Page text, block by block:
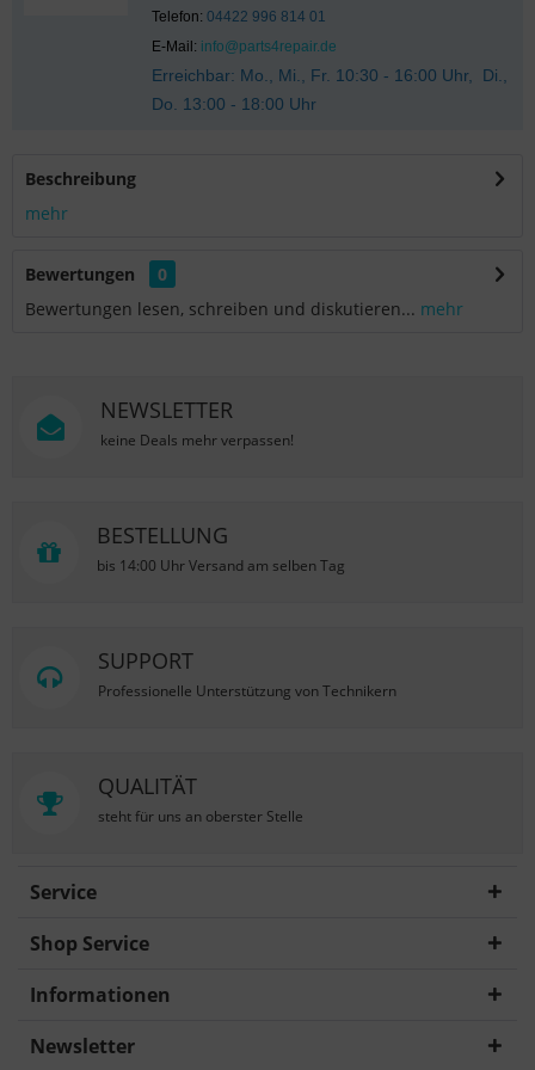
Telefon: 04422 996 814 01
E-Mail: info@parts4repair.de
Erreichbar: Mo., Mi., Fr. 10:30 - 16:00 Uhr, Di.,
Do. 13:00 - 18:00 Uhr
Beschreibung
mehr
Bewertungen
0
Bewertungen lesen, schreiben und diskutieren... mehr
NEWSLETTER
keine Deals mehr verpassen!
BESTELLUNG
bis 14:00 Uhr Versand am selben Tag
SUPPORT
Professionelle Unterstützung von Technikern
QUALITÄT
steht für uns an oberster Stelle
Service
Shop Service
Informationen
Newsletter